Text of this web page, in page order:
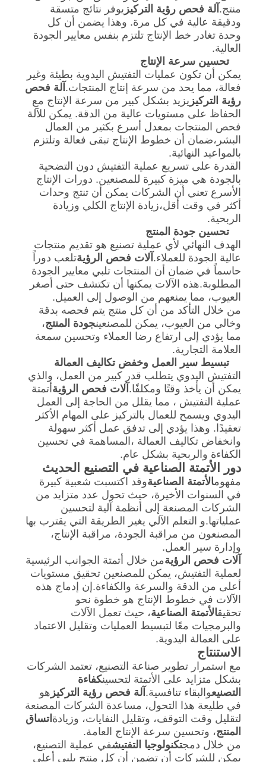
منتج. آلة فحص رؤية التركيز يوفر نتائج متسقة
ودقيقة عالية في كل مرة. وهذا يضمن أن كل
وحدة تغادر خط الإنتاج تلتزم بنفس معايير الجودة
العالية.
تحسين سرعة الإنتاج
يمكن أن تكون عمليات التفتيش اليدوية بطيئة وغير
فعالة، مما يحد من سرعة إنتاج المنتجات. آلة فحص
رؤية التركيز يزيد بشكل كبير من سرعة الإنتاج مع
الحفاظ على مستويات عالية من الدقة. يمكن للآلة
فحص المنتجات بمعدل أسرع بكثير من العمال
البشر،ضمان أن خطوط الإنتاج تبقى فعالة وتلتزم
بالمواعيد النهائية.
القدرة على تسريع عملية التفتيش دون التضحية
بالجودة هي ميزة كبيرة للمصنعين. دورات الإنتاج
الأسرع تعني أن الشركات يمكن أن تنتج وحدات
أكثر في وقت أقل،زيادة الإنتاج الكلي وزيادة
الربحية.
تحسين جودة المنتج
الهدف النهائي لأي عملية تصنيع هو تقديم منتجات
عالية الجودة للعملاء. آلات فحص الرؤيةتلعب دوراً
حاسماً في ضمان أن المنتجات تلبي معايير الجودة
المطلوبة.هذه الآلات يمكنها أن تكتشف حتى أصغر
العيوب، مما يمنعهم من الوصول إلى العميل.
من خلال التأكد من أن كل منتج يتم فحصه بدقة
وخالي من العيوب، يمكن للمصنعينجودة المنتج،
مما يؤدي إلى ارتفاع رضا العملاء وتحسين سمعة
العلامة التجارية.
تبسيط سير العمل وخفض تكاليف العمالة
التفتيش اليدوي يتطلب قدر كبير من العمل، والذي
يمكن أن يأخذ وقتًا ومكلفًا. آلات فحص الرؤية أتمتة
عملية التفتيش ، مما يقلل من الحاجة إلى العمل
اليدوي ويسمح للعمال بالتركيز على المهام الأكثر
تعقيدًا. وهذا يؤدي إلى تدفق عمل أكثر سهولة
وانخفاض تكاليف العمالة ،المساهمة في تحسين
الكفاءة والربحية بشكل عام.
دور الأتمتة الصناعية في التصنيع الحديث
مفهومالأتمتة الصناعيةوقد اكتسبت شعبية كبيرة
في السنوات الأخيرة، حيث تحول عدد متزايد من
الشركات المصنعة إلى أنظمة آلية لتحسين
عملياتها.و التعلم الآلي يغير الطريقة التي يقترب بها
المصنعون من مراقبة الجودة، مراقبة الإنتاج،
وإدارة سير العمل.
آلات فحص الرؤيةمن خلال أتمتة الجوانب الرئيسية
لعملية التفتيش، يمكن للمصنعين تحقيق مستويات
أعلى من الدقة والسرعة والكفاءة.إن إدماج هذه
الآلات في خطوط الإنتاج هو خطوة نحو
تحقيقالأتمتة الصناعية، حيث تعمل الآلات
والبرمجيات معًا لتبسيط العمليات وتقليل الاعتماد
على العمالة اليدوية.
الاستنتاج
مع استمرار تطوير صناعة التصنيع، تعتمد الشركات
بشكل متزايد على الأتمتة لتحسينكفاءة
التصنيعوالبقاء تنافسية. آلة فحص رؤية التركيز هو
في طليعة هذا التحول، مساعدة الشركات المصنعة
لتقليل وقت التوقف، وتقليل النفايات، وزيادة اتساق
المنتج، وتحسين سرعة الإنتاج العامة.
من خلال دمجتكنولوجيا التفتيشفي عملية التصنيع،
يمكن للشركات أن تضمن أن كل منتج يلبي أعلى